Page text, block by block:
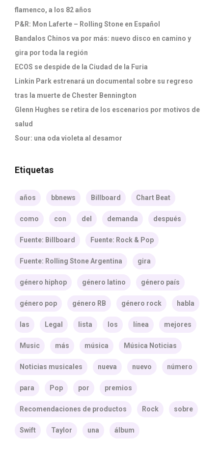
flamenco, a los 82 años
P&R: Mon Laferte – Rolling Stone en Español
Bandalos Chinos va por más: nuevo disco en camino y
gira por toda la región
ECOS se despide de la Ciudad de la Furia
Linkin Park estrenará un documental sobre su regreso
tras la muerte de Chester Bennington
Glenn Hughes se retira de los escenarios por motivos de
salud
Sour: una oda violeta al desamor
Etiquetas
años bbnews Billboard Chart Beat
como con del demanda después
Fuente: Billboard Fuente: Rock & Pop
Fuente: Rolling Stone Argentina gira
género hiphop género latino género país
género pop género RB género rock habla
las Legal lista los línea mejores
Music más música Música Noticias
Noticias musicales nueva nuevo número
para Pop por premios
Recomendaciones de productos Rock sobre
Swift Taylor una álbum